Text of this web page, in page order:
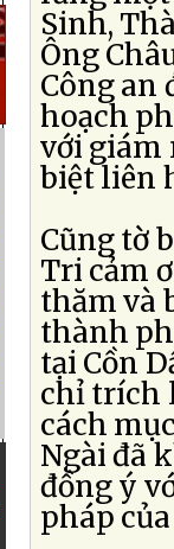
Sinh,
Ông
Công an
hoạch
với giám
biệt liên
Cũng tờ
Tri cảm
thăm và
thành
tại Cồn
chỉ trích
cách
Ngài đã
đồng ý
pháp